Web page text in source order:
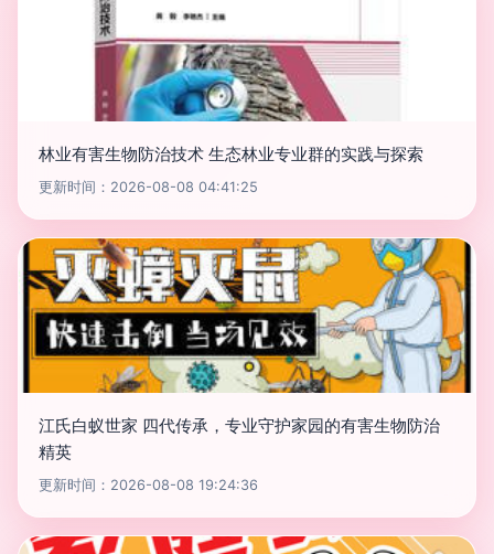
林业有害生物防治技术 生态林业专业群的实践与探索
更新时间：2026-08-08 04:41:25
江氏白蚁世家 四代传承，专业守护家园的有害生物防治
精英
更新时间：2026-08-08 19:24:36